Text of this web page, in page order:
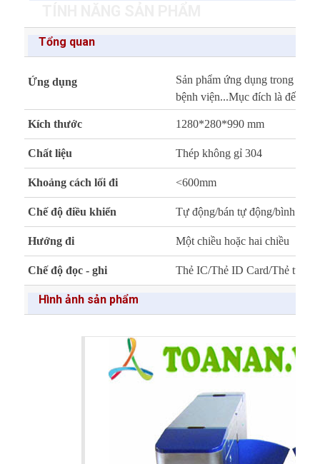
Tổng quan
Ứng dụng
Sản phẩm ứng dụng trong cơ
bệnh viện...Mục đích là đếm
Kích thước 1280*280*990 mm
Chất liệu Thép không gỉ 304
Khoảng cách lối đi <600mm
Chế độ điều khiển Tự động/bán tự động/bình
Hướng đi Một chiều hoặc hai chiều
Chế độ đọc - ghi Thẻ IC/Thẻ ID Card/Thẻ từ/
Hình ảnh sản phẩm